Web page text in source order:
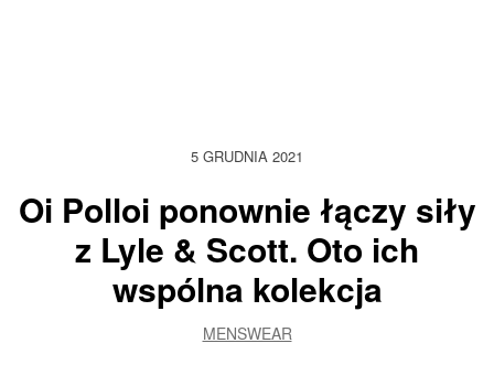
5 GRUDNIA 2021
Oi Polloi ponownie łączy siły
z Lyle & Scott. Oto ich
wspólna kolekcja
MENSWEAR